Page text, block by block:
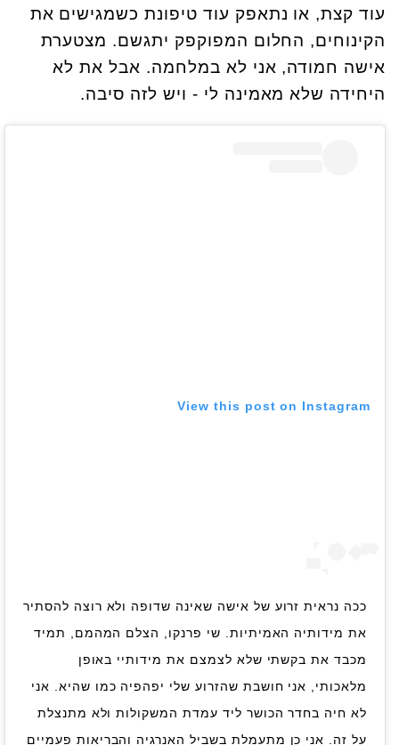
עוד קצת, או נתאפק עוד טיפונת כשמגישים את
הקינוחים, החלום המפוקפק יתגשם. מצטערת
אישה חמודה, אני לא במלחמה. אבל את לא
היחידה שלא מאמינה לי - ויש לזה סיבה.
View this post on Instagram
ככה נראית זרוע של אישה שאינה שדופה ולא רוצה להסתיר
את מידותיה האמיתיות. שי פרנקו, הצלם המהמם, תמיד
מכבד את בקשתי שלא לצמצם את מידותיי באופן
מלאכותי, אני חושבת שהזרוע שלי יפהפיה כמו שהיא. אני
לא חיה בחדר הכושר ליד עמדת המשקולות ולא מתנצלת
על זה. אני כן מתעמלת בשביל האנרגיה והבריאות פעמיים